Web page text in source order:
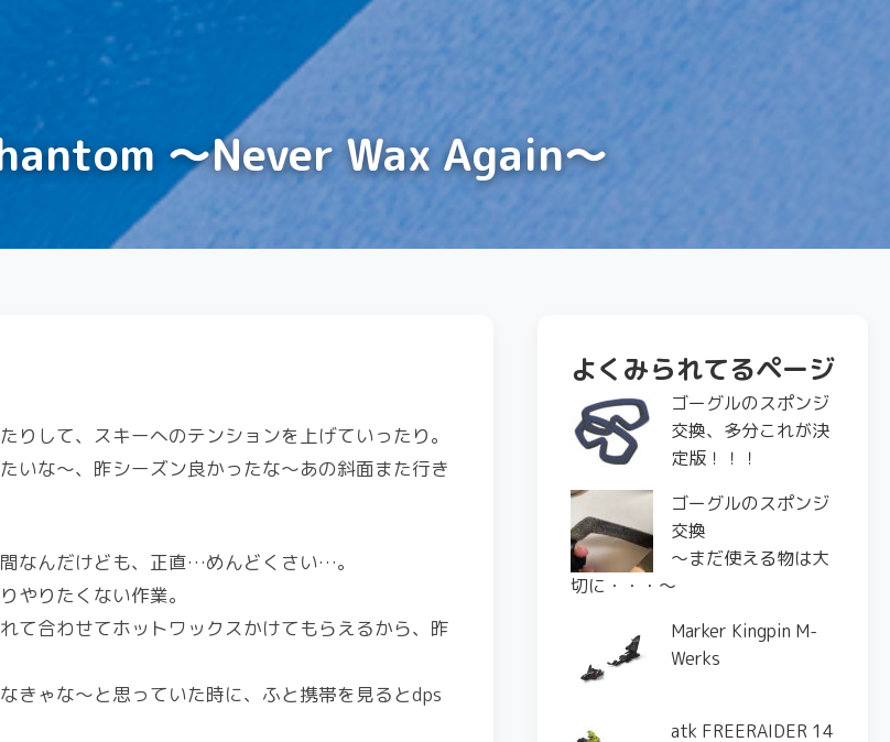
～Never Wax Again～
して、スキーへのテンションを上げていったり。
いな～、昨シーズン良かったな～あの斜面また行き
なんだけども、正直…めんどくさい…。
やりたくない作業。
て合わせてホットワックスかけてもらえるから、昨
きゃな～と思っていた時に、ふと携帯を見るとdps
よくみられてるページ
ゴーグルのスポンジ
交換、多分これが決
定版！！！
ゴーグルのスポンジ
交換
〜まだ使える物は大
切に・・・〜
Marker Kingpin M-
Werks
atk FREERAIDER 14